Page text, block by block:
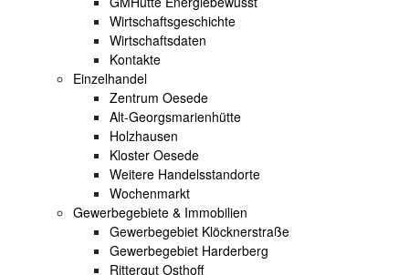
Wirtschaftsgeschichte
Wirtschaftsdaten
Kontakte
Einzelhandel
Zentrum Oesede
Alt-Georgsmarienhütte
Holzhausen
Kloster Oesede
Weitere Handelsstandorte
Wochenmarkt
Gewerbegebiete & Immobilien
Gewerbegebiet Klöcknerstraße
Gewerbegebiet Harderberg
Rittergut Osthoff